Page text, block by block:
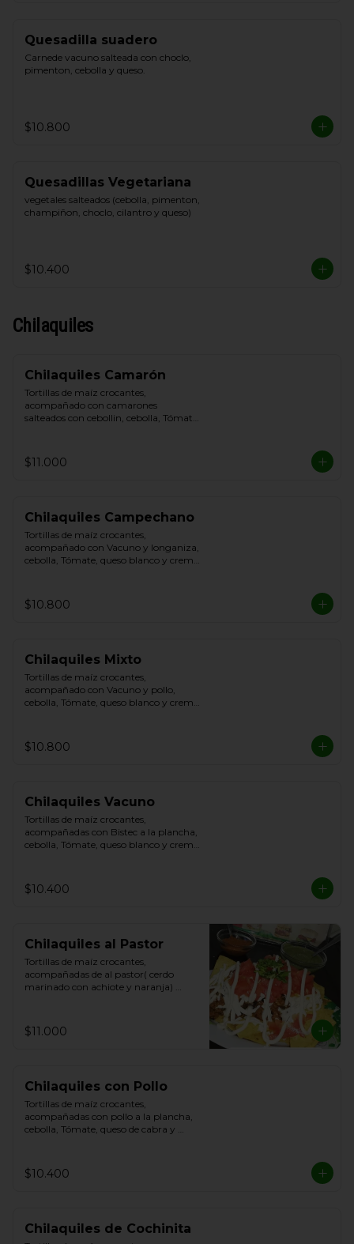
Quesadilla suadero
Carnede vacuno salteada con choclo,
pimenton, cebolla y queso.
$10.800
Quesadillas Vegetariana
vegetales salteados (cebolla, pimenton,
champiñon, choclo, cilantro y queso)
$10.400
Chilaquiles
Chilaquiles Camarón
Tortillas de maíz crocantes,
acompañado con camarones
salteados con cebollin, cebolla, Tómate,
$11.000
Chilaquiles Campechano
Tortillas de maíz crocantes,
acompañado con Vacuno y longaniza,
cebolla, Tómate, queso blanco y crema
$10.800
Chilaquiles Mixto
Tortillas de maíz crocantes,
acompañado con Vacuno y pollo,
cebolla, Tómate, queso blanco y crema
$10.800
Chilaquiles Vacuno
Tortillas de maíz crocantes,
acompañadas con Bistec a la plancha,
cebolla, Tómate, queso blanco y crema
$10.400
Chilaquiles al Pastor
Tortillas de maíz crocantes,
acompañadas de al pastor( cerdo
marinado con achiote y naranja)
$11.000
Chilaquiles con Pollo
Tortillas de maíz crocantes,
acompañadas con pollo a la plancha,
cebolla, Tómate, queso de cabra y
$10.400
Chilaquiles de Cochinita